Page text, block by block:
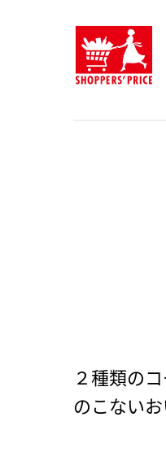
２種類の
のこない